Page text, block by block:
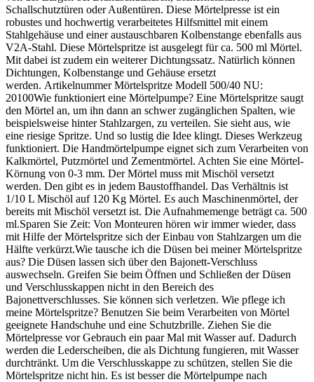
Schallschutztüren oder Außentüren. Diese Mörtelpresse ist ein
robustes und hochwertig verarbeitetes Hilfsmittel mit einem
Stahlgehäuse und einer austauschbaren Kolbenstange ebenfalls aus
V2A-Stahl. Diese Mörtelspritze ist ausgelegt für ca. 500 ml Mörtel.
Mit dabei ist zudem ein weiterer Dichtungssatz. Natürlich können
Dichtungen, Kolbenstange und Gehäuse ersetzt
werden. Artikelnummer Mörtelspritze Modell 500/40 NU:
20100Wie funktioniert eine Mörtelpumpe? Eine Mörtelspritze saugt
den Mörtel an, um ihn dann an schwer zugänglichen Spalten, wie
beispielsweise hinter Stahlzargen, zu verteilen. Sie sieht aus, wie
eine riesige Spritze. Und so lustig die Idee klingt. Dieses Werkzeug
funktioniert. Die Handmörtelpumpe eignet sich zum Verarbeiten von
Kalkmörtel, Putzmörtel und Zementmörtel. Achten Sie eine Mörtel-
Körnung von 0-3 mm. Der Mörtel muss mit Mischöl versetzt
werden. Den gibt es in jedem Baustoffhandel. Das Verhältnis ist
1/10 L Mischöl auf 120 Kg Mörtel. Es auch Maschinenmörtel, der
bereits mit Mischöl versetzt ist. Die Aufnahmemenge beträgt ca. 500
ml.Sparen Sie Zeit: Von Monteuren hören wir immer wieder, dass
mit Hilfe der Mörtelspritze sich der Einbau von Stahlzargen um die
Hälfte verkürzt.Wie tausche ich die Düsen bei meiner Mörtelspritze
aus? Die Düsen lassen sich über den Bajonett-Verschluss
auswechseln. Greifen Sie beim Öffnen und Schließen der Düsen
und Verschlusskappen nicht in den Bereich des
Bajonettverschlusses. Sie können sich verletzen. Wie pflege ich
meine Mörtelspritze? Benutzen Sie beim Verarbeiten von Mörtel
geeignete Handschuhe und eine Schutzbrille. Ziehen Sie die
Mörtelpresse vor Gebrauch ein paar Mal mit Wasser auf. Dadurch
werden die Lederscheiben, die als Dichtung fungieren, mit Wasser
durchtränkt. Um die Verschlusskappe zu schützen, stellen Sie die
Mörtelspritze nicht hin. Es ist besser die Mörtelpumpe nach